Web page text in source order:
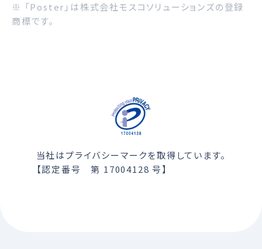
※ 「Poster」は株式会社モスコソリューションズの登録
商標です。
当社はプライバシーマークを取得しています。
【認定番号 第 17004128 号】